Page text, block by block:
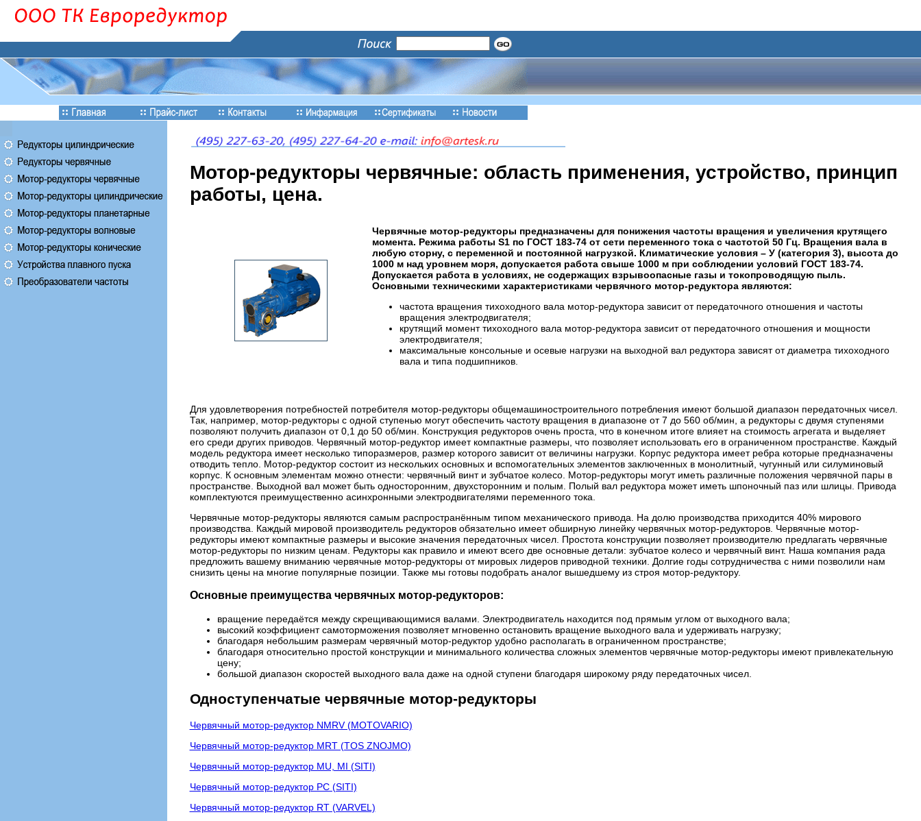
Мотор-редукторы червячные: область применения, устройство, принцип
работы, цена.
Червячные мотор-редукторы предназначены для понижения частоты вращения и увеличения крутящего
момента. Режима работы S1 по ГОСТ 183-74 от сети переменного тока с частотой 50 Гц. Вращения вала в
любую сторну, с переменной и постоянной нагрузкой. Климатические условия – У (категория 3), высота до
1000 м над уровнем моря, допускается работа свыше 1000 м при соблюдении условий ГОСТ 183-74.
Допускается работа в условиях, не содержащих взрывоопасные газы и токопроводящую пыль.
Основными техническими характеристиками червячного мотор-редуктора являются:
частота вращения тихоходного вала мотор-редуктора зависит от передаточного отношения и частоты
вращения электродвигателя;
крутящий момент тихоходного вала мотор-редуктора зависит от передаточного отношения и мощности
электродвигателя;
максимальные консольные и осевые нагрузки на выходной вал редуктора зависят от диаметра тихоходного
вала и типа подшипников.
Для удовлетворения потребностей потребителя мотор-редукторы общемашиностроительного потребления имеют большой диапазон передаточных чисел.
Так, например, мотор-редукторы с одной ступенью могут обеспечить частоту вращения в диапазоне от 7 до 560 об/мин, а редукторы с двумя ступенями
позволяют получить диапазон от 0,1 до 50 об/мин. Конструкция редукторов очень проста, что в конечном итоге влияет на стоимость агрегата и выделяет
его среди других приводов. Червячный мотор-редуктор имеет компактные размеры, что позволяет использовать его в ограниченном пространстве. Каждый
модель редуктора имеет несколько типоразмеров, размер которого зависит от величины нагрузки. Корпус редуктора имеет ребра которые предназначены
отводить тепло. Мотор-редуктор состоит из нескольких основных и вспомогательных элементов заключенных в монолитный, чугунный или силуминовый
корпус. К основным элементам можно отнести: червячный винт и зубчатое колесо. Мотор-редукторы могут иметь различные положения червячной пары в
пространстве. Выходной вал может быть односторонним, двухсторонним и полым. Полый вал редуктора может иметь шпоночный паз или шлицы. Привода
комплектуются преимущественно асинхронными электродвигателями переменного тока.
Червячные мотор-редукторы являются самым распространённым типом механического привода. На долю производства приходится 40% мирового
производства. Каждый мировой производитель редукторов обязательно имеет обширную линейку червячных мотор-редукторов. Червячные мотор-
редукторы имеют компактные размеры и высокие значения передаточных чисел. Простота конструкции позволяет производителю предлагать червячные
мотор-редукторы по низким ценам. Редукторы как правило и имеют всего две основные детали: зубчатое колесо и червячный винт. Наша компания рада
предложить вашему вниманию червячные мотор-редукторы от мировых лидеров приводной техники. Долгие годы сотрудничества с ними позволили нам
снизить цены на многие популярные позиции. Также мы готовы подобрать аналог вышедшему из строя мотор-редуктору.
Основные преимущества червячных мотор-редукторов:
вращение передаётся между скрещивающимися валами. Электродвигатель находится под прямым углом от выходного вала;
высокий коэффициент самоторможения позволяет мгновенно остановить вращение выходного вала и удерживать нагрузку;
благодаря небольшим размерам червячный мотор-редуктор удобно располагать в ограниченном пространстве;
благодаря относительно простой конструкции и минимального количества сложных элементов червячные мотор-редукторы имеют привлекательную
цену;
большой диапазон скоростей выходного вала даже на одной ступени благодаря широкому ряду передаточных чисел.
Одноступенчатые червячные мотор-редукторы
Червячный мотор-редуктор NMRV (MOTOVARIO)
Червячный мотор-редуктор MRT (TOS ZNOJMO)
Червячный мотор-редуктор MU, MI (SITI)
Червячный мотор-редуктор PC (SITI)
Червячный мотор-редуктор RT (VARVEL)